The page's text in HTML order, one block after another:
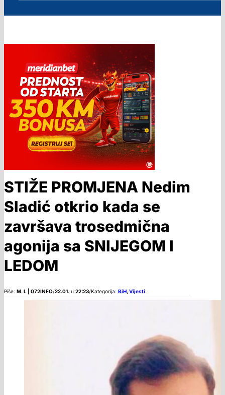
STIŽE PROMJENA Nedim
Sladić otkrio kada se
završava trosedmična
agonija sa SNIJEGOM I
LEDOM
Piše: M. L | 072INFO/22.01. u 22:23/Kategorija: BiH,Vijesti